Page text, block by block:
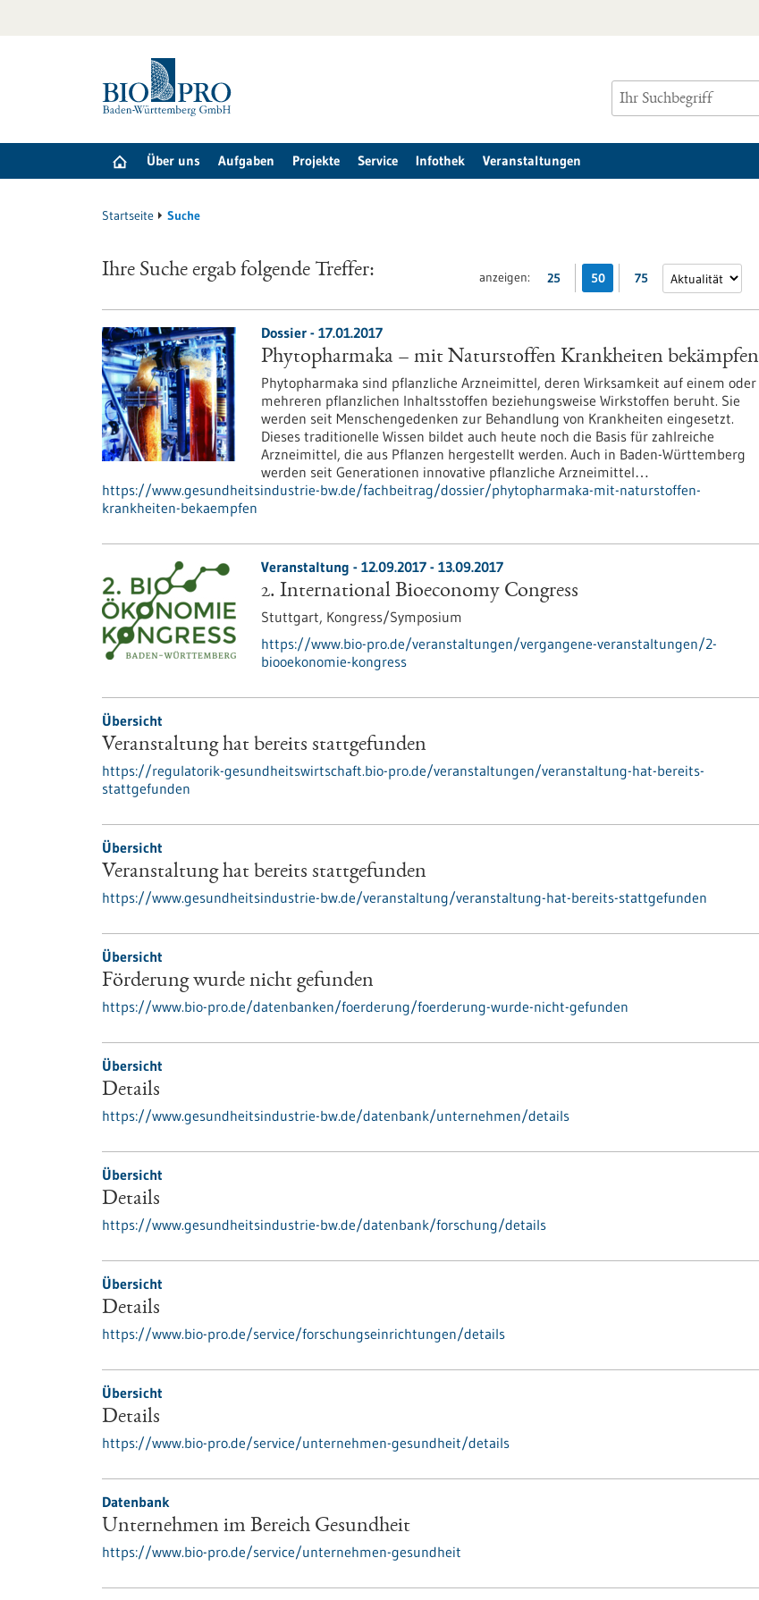
Über uns Aufgaben Projekte Service Infothek Veranstaltungen
Startseite Suche
anzeigen: 25 50 75
Ihre Suche ergab folgende Treffer:
Dossier - 17.01.2017
Phytopharmaka – mit Naturstoffen Krankheiten bekämpfen
Phytopharmaka sind pflanzliche Arzneimittel, deren Wirksamkeit auf einem oder
mehreren pflanzlichen Inhaltsstoffen beziehungsweise Wirkstoffen beruht. Sie
werden seit Menschengedenken zur Behandlung von Krankheiten eingesetzt.
Dieses traditionelle Wissen bildet auch heute noch die Basis für zahlreiche
Arzneimittel, die aus Pflanzen hergestellt werden. Auch in Baden-Württemberg
werden seit Generationen innovative pflanzliche Arzneimittel…
https://www.gesundheitsindustrie-bw.de/fachbeitrag/dossier/phytopharmaka-mit-naturstoffen-
krankheiten-bekaempfen
Veranstaltung - 12.09.2017- 13.09.2017
2. International Bioeconomy Congress
Stuttgart, Kongress/Symposium
https://www.bio-pro.de/veranstaltungen/vergangene-veranstaltungen/2-
biooekonomie-kongress
Übersicht
Veranstaltung hat bereits stattgefunden
https://regulatorik-gesundheitswirtschaft.bio-pro.de/veranstaltungen/veranstaltung-hat-bereits-
stattgefunden
Übersicht
Veranstaltung hat bereits stattgefunden
https://www.gesundheitsindustrie-bw.de/veranstaltung/veranstaltung-hat-bereits-stattgefunden
Übersicht
Förderung wurde nicht gefunden
https://www.bio-pro.de/datenbanken/foerderung/foerderung-wurde-nicht-gefunden
Übersicht
Details
https://www.gesundheitsindustrie-bw.de/datenbank/unternehmen/details
Übersicht
Details
https://www.gesundheitsindustrie-bw.de/datenbank/forschung/details
Übersicht
Details
https://www.bio-pro.de/service/forschungseinrichtungen/details
Übersicht
Details
https://www.bio-pro.de/service/unternehmen-gesundheit/details
Datenbank
Unternehmen im Bereich Gesundheit
https://www.bio-pro.de/service/unternehmen-gesundheit